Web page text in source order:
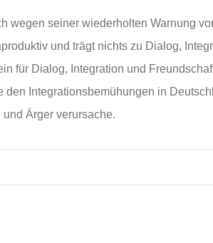
wegen seiner wiederholten Warnung
und trägt nichts zu Dialog,
für Dialog, Integration und
den Integrationsbemühungen in
Ärger verursache.